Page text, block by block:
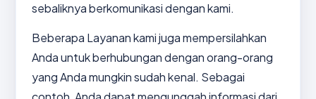
sebaliknya berkomunikasi dengan kami.
Beberapa Layanan kami juga mempersilahkan
Anda untuk berhubungan dengan orang-orang
yang Anda mungkin sudah kenal. Sebagai